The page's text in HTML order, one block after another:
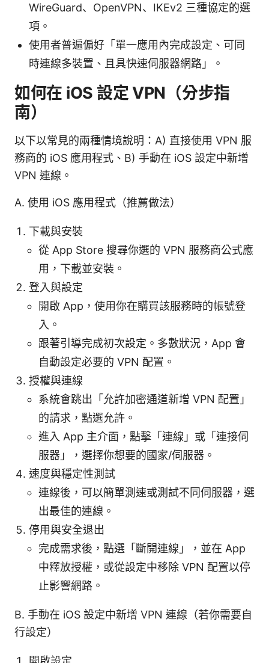
WireGuard、OpenVPN、IKEv2 三種協定的選
項。
使用者普遍偏好「單一應用內完成設定、可同
時連線多裝置、且具快速伺服器網路」。
如何在 iOS 設定 VPN（分步指
南）
以下以常見的兩種情境說明：A) 直接使用 VPN 服
務商的 iOS 應用程式、B) 手動在 iOS 設定中新增
VPN 連線。
A. 使用 iOS 應用程式（推薦做法）
下載與安裝
從 App Store 搜尋你選的 VPN 服務商公式應
用，下載並安裝。
登入與設定
開啟 App，使用你在購買該服務時的帳號登
入。
跟著引導完成初次設定。多數狀況，App 會
自動設定必要的 VPN 配置。
授權與連線
系統會跳出「允許加密通道新增 VPN 配置」
的請求，點選允許。
進入 App 主介面，點擊「連線」或「連接伺
服器」，選擇你想要的國家/伺服器。
速度與穩定性測試
連線後，可以簡單測速或測試不同伺服器，選
出最佳的連線。
停用與安全退出
完成需求後，點選「斷開連線」，並在 App
中釋放授權，或從設定中移除 VPN 配置以停
止影響網路。
B. 手動在 iOS 設定中新增 VPN 連線（若你需要自
行設定）